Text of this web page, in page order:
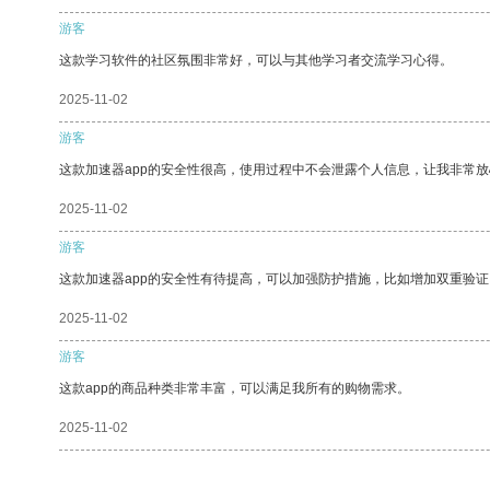
游客
这款学习软件的社区氛围非常好，可以与其他学习者交流学习心得。
2025-11-02
游客
这款加速器app的安全性很高，使用过程中不会泄露个人信息，让我非常
2025-11-02
游客
这款加速器app的安全性有待提高，可以加强防护措施，比如增加双重验
2025-11-02
游客
这款app的商品种类非常丰富，可以满足我所有的购物需求。
2025-11-02